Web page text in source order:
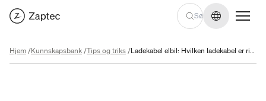
Endre
Hjem/Kunnskapsbank/Tips og triks/ Ladekabel elbil: Hvilken ladekabel er riktig for din bil?